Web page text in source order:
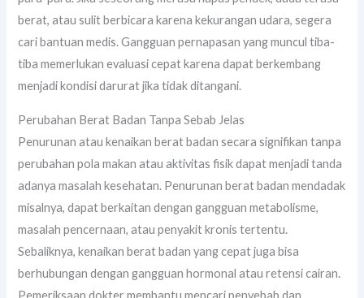
berat, atau sulit berbicara karena kekurangan udara, segera
cari bantuan medis. Gangguan pernapasan yang muncul tiba-
tiba memerlukan evaluasi cepat karena dapat berkembang
menjadi kondisi darurat jika tidak ditangani.
Perubahan Berat Badan Tanpa Sebab Jelas
Penurunan atau kenaikan berat badan secara signifikan tanpa
perubahan pola makan atau aktivitas fisik dapat menjadi tanda
adanya masalah kesehatan. Penurunan berat badan mendadak
misalnya, dapat berkaitan dengan gangguan metabolisme,
masalah pencernaan, atau penyakit kronis tertentu.
Sebaliknya, kenaikan berat badan yang cepat juga bisa
berhubungan dengan gangguan hormonal atau retensi cairan.
Pemeriksaan dokter membantu mencari penyebab dan